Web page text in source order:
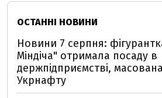
ОСТАННІ НОВИНИ
Новини 7 серпня:
Міндіча" отримала посаду в
держпідприємстві,
Укрнафту